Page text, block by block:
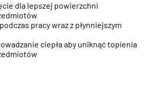
dla lepszej powierzchni
pracy wraz z płynniejszym
ciepła aby uniknąć topienia